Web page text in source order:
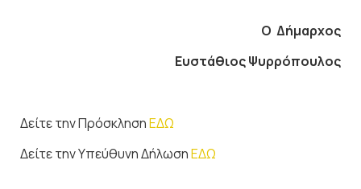
Ο Δήμαρχος
Ευστάθιος Ψυρρόπουλος
Δείτε την ΠρόσκλησηΕΔΩ
Δείτε την Υπεύθυνη ΔήλωσηΕΔΩ